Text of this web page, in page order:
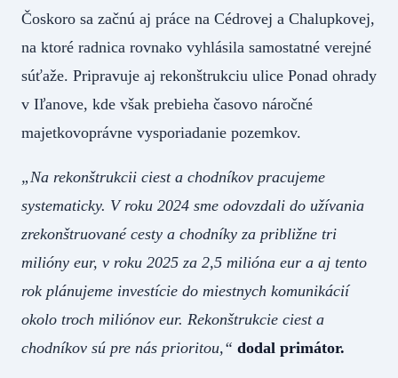
Čoskoro sa začnú aj práce na Cédrovej a Chalupkovej,
na ktoré radnica rovnako vyhlásila samostatné verejné
súťaže. Pripravuje aj rekonštrukciu ulice Ponad ohrady
v Iľanove, kde však prebieha časovo náročné
majetkovoprávne vysporiadanie pozemkov.
„Na rekonštrukcii ciest a chodníkov pracujeme
systematicky. V roku 2024 sme odovzdali do užívania
zrekonštruované cesty a chodníky za približne tri
milióny eur, v roku 2025 za 2,5 milióna eur a aj tento
rok plánujeme investície do miestnych komunikácií
okolo troch miliónov eur. Rekonštrukcie ciest a
chodníkov sú pre nás prioritou,“ dodal primátor.